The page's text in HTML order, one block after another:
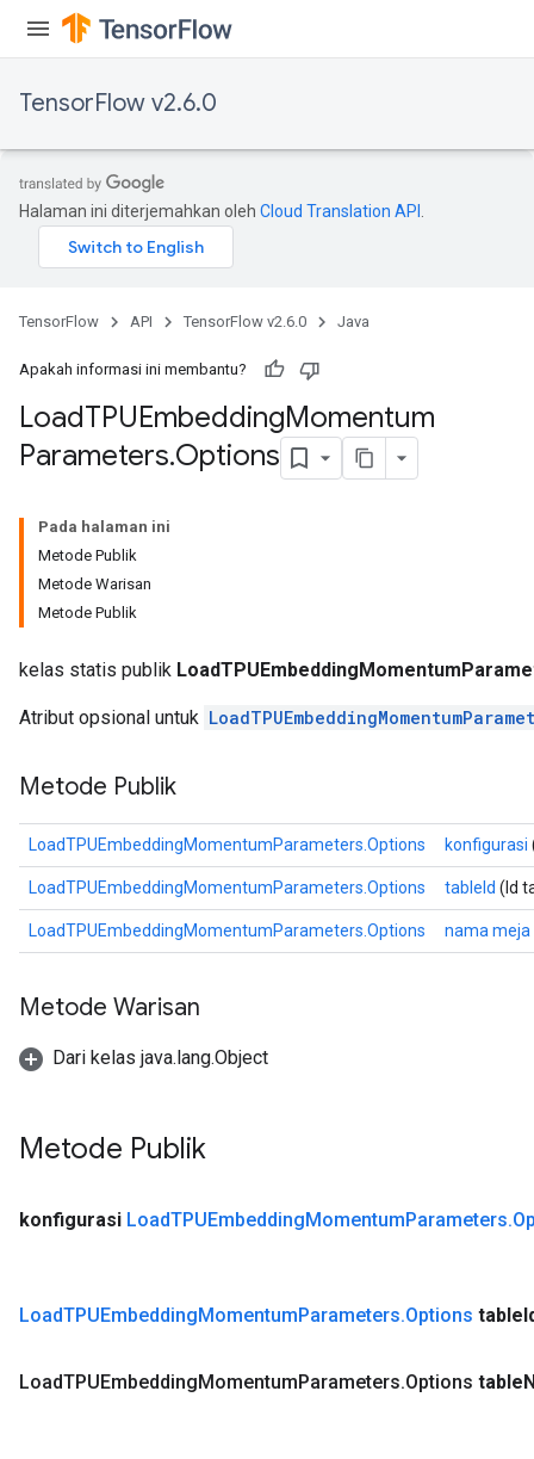
TensorFlow v2.6.0
Halaman ini diterjemahkan oleh Cloud Translation API
TensorFlow API TensorFlow v2.6.0 Java
Apakah informasi ini membantu?
LoadTPUEmbeddingMomentum
Parameters.Options
Pada halaman ini
Metode Publik
Metode Warisan
Metode Publik
kelas statis publik
Atribut opsional untuk
Metode Publik
LoadTPUEmbeddingMomentumParameters.Options konfigurasi
LoadTPUEmbeddingMomentumParameters.Options tableId (Id
LoadTPUEmbeddingMomentumParameters.Options nama meja
Metode Warisan
Dari kelas java.lang.Object
Metode Publik
konfigurasi LoadTPUEmbeddingMomentumParameters.
LoadTPUEmbeddingMomentumParameters.Options table
LoadTPUEmbeddingMomentumParameters.Options table